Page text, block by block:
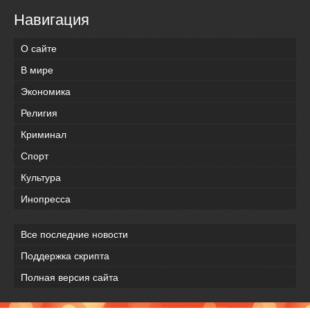
Навигация
О сайте
В мире
Экономика
Религия
Криминал
Спорт
Культура
Инопресса
Все последние новости
Поддержка скрипта
Полная версия сайта